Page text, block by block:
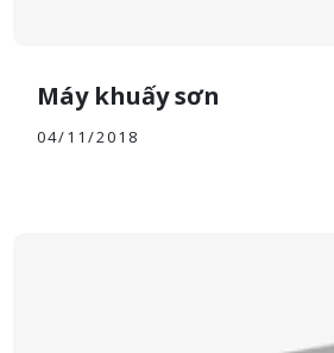
Máy khuấy sơn
04/11/2018